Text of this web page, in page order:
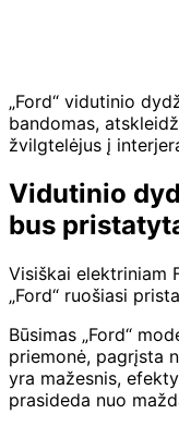
„Ford“ vidutinio
bandomas,
žvilgtelėjus į
Vidutinio
bus
Visiškai elektriniam
„Ford“ ruošiasi
Būsimas „Ford“
priemonė, pagrįsta
yra mažesnis,
prasideda nuo